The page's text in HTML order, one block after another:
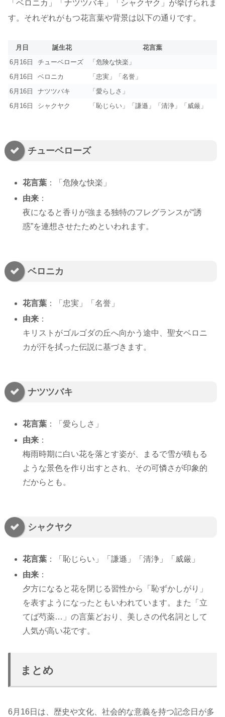
「ベロニカ」「ナツツバキ」「シャクヤク」が挙げられま
す。それぞれがもつ花言葉や背景は以下の通りです。
月日 誕生花
花言葉
6月16日
チューベローズ
「危険な快楽」
6月16日
ベロニカ
「忠実」「名誉」
6月16日
ナツツバキ
「愛らしさ」
6月16日
シャクヤク 「恥じらい」「謙遜」「清浄」「威厳」
チューベローズ
花言葉 ：「危険な快楽」
由来 ：
夜になると香りが強まる独特のフレグランスが“誘
惑”を連想させたためといわれます。
ベロニカ
花言葉 ：「忠実」「名誉」
由来 ：
キリストがゴルゴダの丘へ向かう途中、聖女ベロニ
カが汗を拭った伝説に基づきます。
ナツツバキ
花言葉 ：「愛らしさ」
由来 ：
梅雨時期に白い花を落とす姿が、まるで雪が積もる
ような景色を作り出すとされ、その可憐さが印象的
だからとも。
シャクヤク
花言葉 ：「恥じらい」「謙遜」「清浄」「威厳」
由来 ：
夕方になると花を閉じる習性から「恥ずかしがり」
を表すようになったともいわれています。また「立
てば芍薬…」の言葉どおり、美しさの代名詞として
人気が高い花です。
まとめ
6月16日は、歴史や文化、社会的な意義を持つ記念日が多